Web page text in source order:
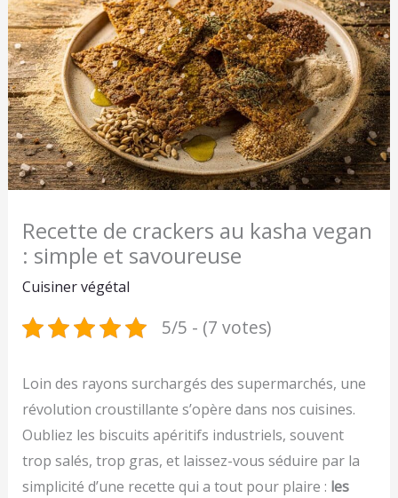
Recette de crackers au kasha vegan
: simple et savoureuse
Cuisiner végétal
5/5 - (7 votes)
Loin des rayons surchargés des supermarchés, une
révolution croustillante s’opère dans nos cuisines.
Oubliez les biscuits apéritifs industriels, souvent
trop salés, trop gras, et laissez-vous séduire par la
simplicité d’une recette qui a tout pour plaire : les